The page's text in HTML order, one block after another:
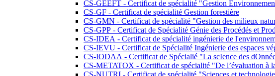
CS-GEEFT - Certificat de spécialité "Gestion
CS-GF - Certificat de spécialité Gestion forestière
CS-GMN - Certificat de spécialité "Gestion des milieux
CS-GPP - Certificat de Spécialité Génie des Procédés et
CS-IDEA - Certificat de spécialité ingénierie de
CS-IEVU - Certificat de Spécialité Ingénierie des espaces
CS-IODAA - Certificat de Spécialié "La scIence des
CS-METATOX - Certificat de spécialité "De l’évaluation à
CS-NUTRI - Certificat de spécialité "Sciences et